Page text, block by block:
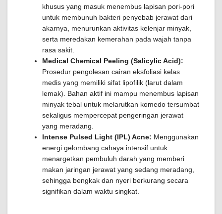
khusus yang masuk menembus lapisan pori-pori
untuk membunuh bakteri penyebab jerawat dari
akarnya, menurunkan aktivitas kelenjar minyak,
serta meredakan kemerahan pada wajah tanpa
rasa sakit.
Medical Chemical Peeling (Salicylic Acid):
Prosedur pengolesan cairan eksfoliasi kelas
medis yang memiliki sifat lipofilik (larut dalam
lemak). Bahan aktif ini mampu menembus lapisan
minyak tebal untuk melarutkan komedo tersumbat
sekaligus mempercepat pengeringan jerawat
yang meradang.
Intense Pulsed Light (IPL) Acne: Menggunakan
energi gelombang cahaya intensif untuk
menargetkan pembuluh darah yang memberi
makan jaringan jerawat yang sedang meradang,
sehingga bengkak dan nyeri berkurang secara
signifikan dalam waktu singkat.